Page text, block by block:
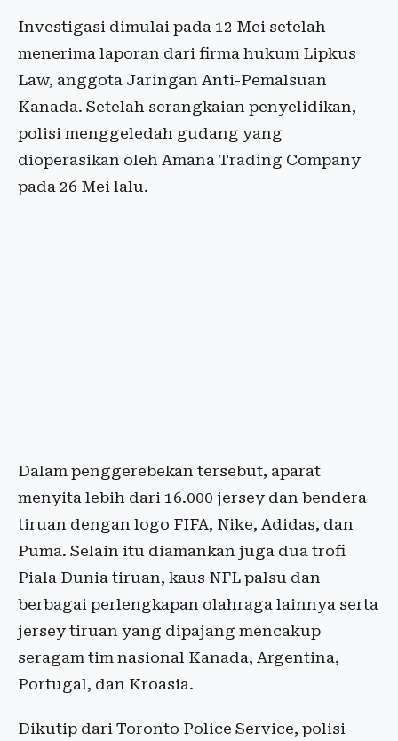
Investigasi dimulai pada 12 Mei setelah
menerima laporan dari firma hukum Lipkus
Law, anggota Jaringan Anti-Pemalsuan
Kanada. Setelah serangkaian penyelidikan,
polisi menggeledah gudang yang
dioperasikan oleh Amana Trading Company
pada 26 Mei lalu.
Dalam penggerebekan tersebut, aparat
menyita lebih dari 16.000 jersey dan bendera
tiruan dengan logo FIFA, Nike, Adidas, dan
Puma. Selain itu diamankan juga dua trofi
Piala Dunia tiruan, kaus NFL palsu dan
berbagai perlengkapan olahraga lainnya serta
jersey tiruan yang dipajang mencakup
seragam tim nasional Kanada, Argentina,
Portugal, dan Kroasia.
Dikutip dari Toronto Police Service, polisi